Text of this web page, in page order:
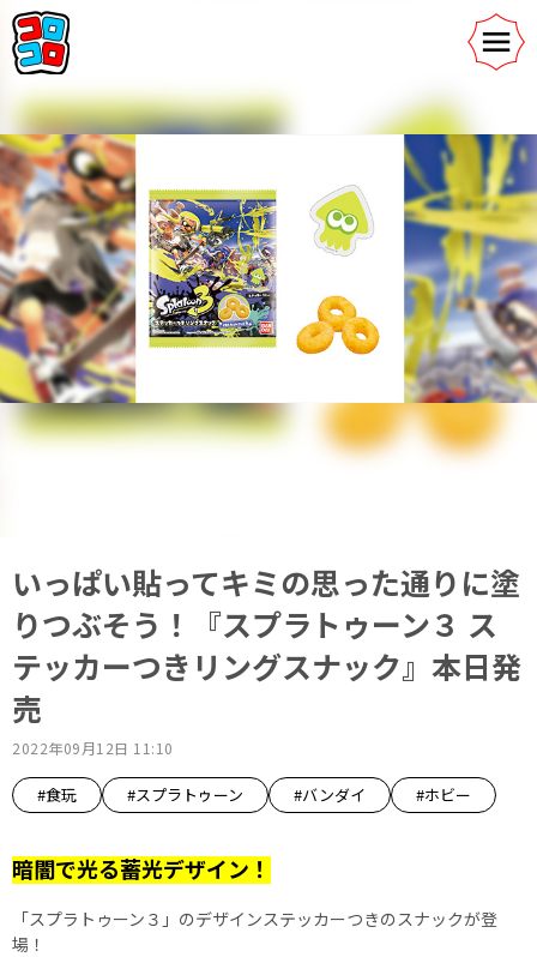
いっぱい貼ってキミの思った通りに塗
りつぶそう！『スプラトゥーン３ ス
テッカーつきリングスナック』本日発
売
2022年09月12日 11:10
#食玩 #スプラトゥーン #バンダイ #ホビー
暗闇で光る蓄光デザイン！
「スプラトゥーン３」のデザインステッカーつきのスナックが登
場！